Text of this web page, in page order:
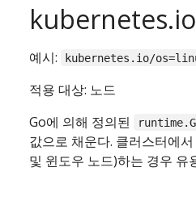
예시: kubernetes.io/
적용 대상: 노드
Go에 의해 정의된
값으로 채운다. 클러스터에
및 윈도우 노드)하는 경우 유